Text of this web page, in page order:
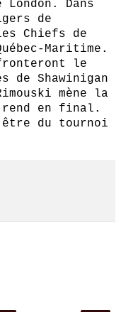
Dans
de
Chiefs de
Maritime.
le
de Shawinigan
mène la
en final.
du tournoi